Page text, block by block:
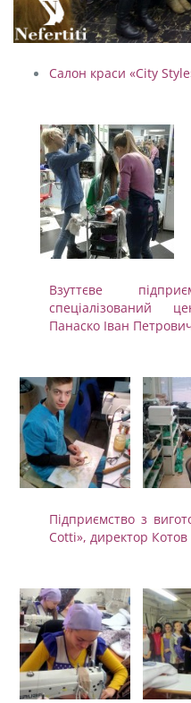
Салон краси «City
Взуттєве
спеціалізований
Панаско Іван
Підприємство з
Cotti», директор Котов